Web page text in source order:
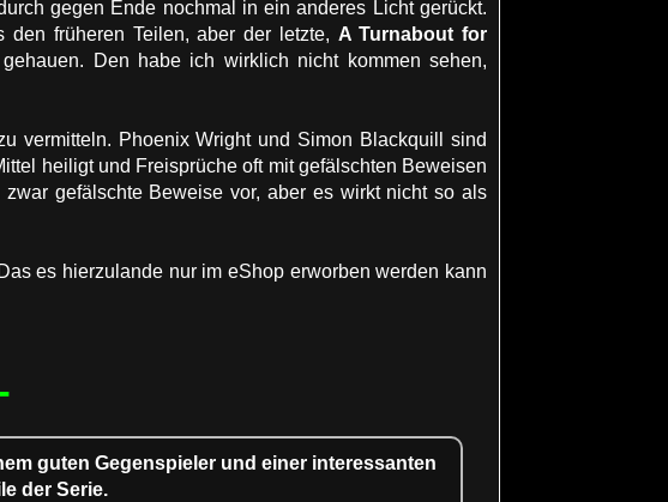
gegen Ende nochmal in ein anderes Licht gerückt.
früheren Teilen, aber der letzte, A Turnabout for
Den habe ich wirklich nicht kommen sehen,
vermitteln. Phoenix Wright und Simon Blackquill sind
heiligt und Freisprüche oft mit gefälschten Beweisen
gefälschte Beweise vor, aber es wirkt nicht so als
es hierzulande nur im eShop erworben werden kann
guten Gegenspieler und einer interessanten
der Serie.